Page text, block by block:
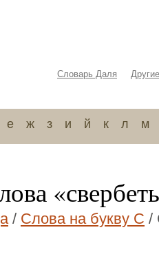
Словарь Даля
е ж з и й к л м
/ Слова на букву С /